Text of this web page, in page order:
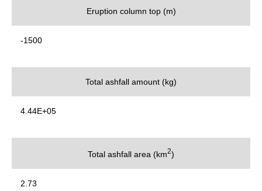
Eruption column top (m)
-1500
Total ashfall amount (kg)
4.44E+05
Total ashfall area (km2)
2.73